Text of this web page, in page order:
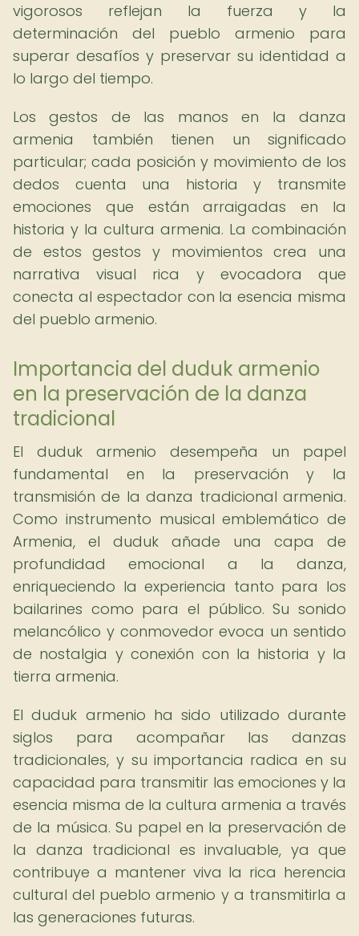
vigorosos reflejan la fuerza y la
determinación del pueblo armenio para
superar desafíos y preservar su identidad a
lo largo del tiempo.
Los gestos de las manos en la danza
armenia también tienen un significado
particular; cada posición y movimiento de los
dedos cuenta una historia y transmite
emociones que están arraigadas en la
historia y la cultura armenia. La combinación
de estos gestos y movimientos crea una
narrativa visual rica y evocadora que
conecta al espectador con la esencia misma
del pueblo armenio.
Importancia del duduk armenio
en la preservación de la danza
tradicional
El duduk armenio desempeña un papel
fundamental en la preservación y la
transmisión de la danza tradicional armenia.
Como instrumento musical emblemático de
Armenia, el duduk añade una capa de
profundidad emocional a la danza,
enriqueciendo la experiencia tanto para los
bailarines como para el público. Su sonido
melancólico y conmovedor evoca un sentido
de nostalgia y conexión con la historia y la
tierra armenia.
El duduk armenio ha sido utilizado durante
siglos para acompañar las danzas
tradicionales, y su importancia radica en su
capacidad para transmitir las emociones y la
esencia misma de la cultura armenia a través
de la música. Su papel en la preservación de
la danza tradicional es invaluable, ya que
contribuye a mantener viva la rica herencia
cultural del pueblo armenio y a transmitirla a
las generaciones futuras.